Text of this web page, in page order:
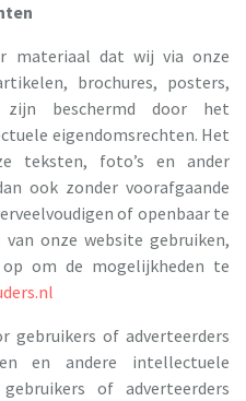
materiaal dat wij via onze
brochures, posters,
zijn beschermd door het
eigendomsrechten. Het
teksten, foto’s en ander
ook zonder voorafgaande
of openbaar te
onze website gebruiken,
om de mogelijkheden te
gebruikers of adverteerders
en andere intellectuele
of adverteerders